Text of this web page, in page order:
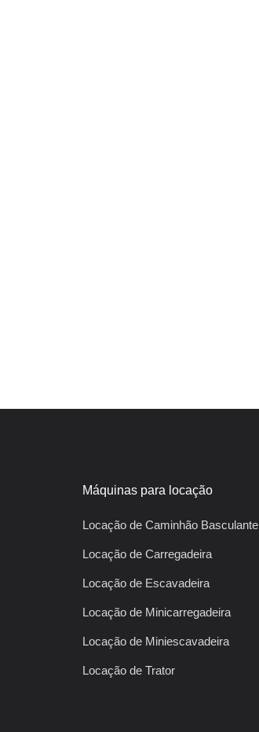
Máquinas para locação
Locação de Caminhão Basculante
Locação de Carregadeira
Locação de Escavadeira
Locação de Minicarregadeira
Locação de Miniescavadeira
Locação de Trator